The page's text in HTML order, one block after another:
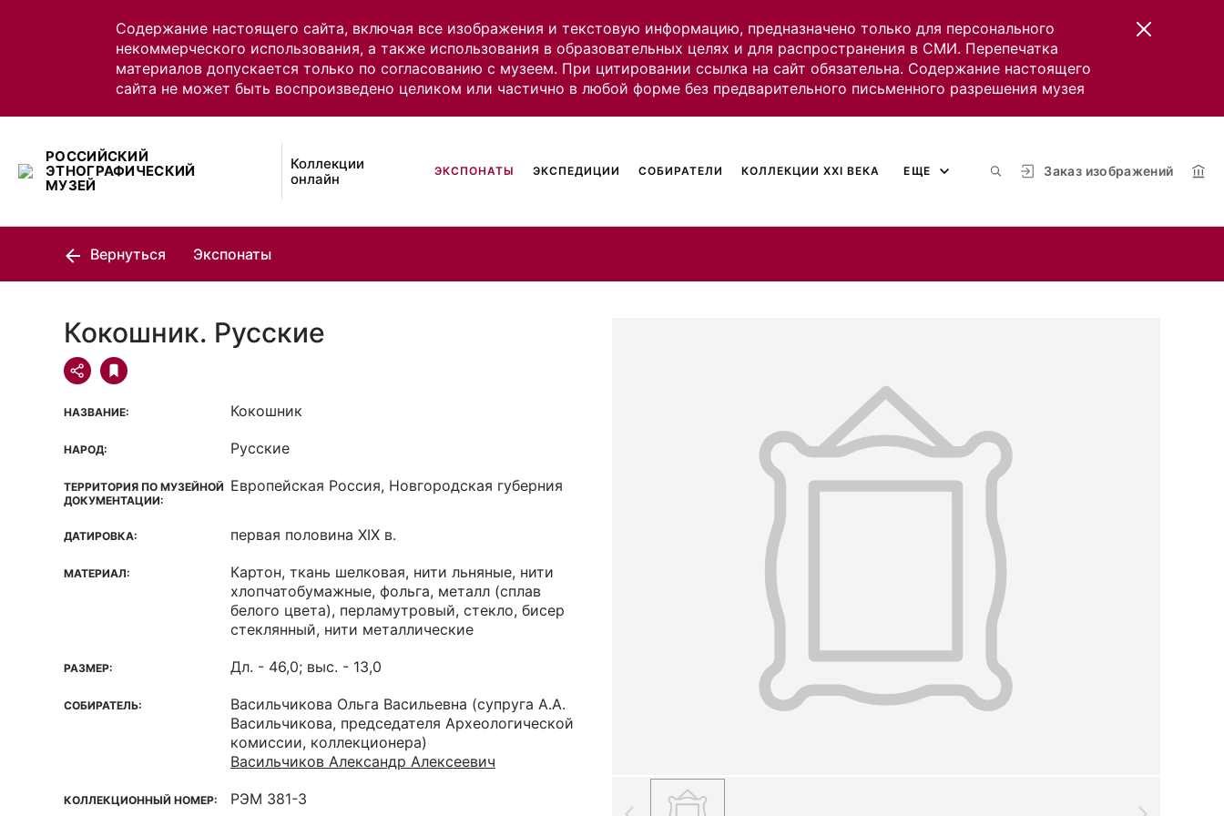
Содержание настоящего сайта, включая все изображения и текстовую информацию, предназначено только для персонального
некоммерческого использования, а также использования в образовательных целях и для распространения в СМИ. Перепечатка
материалов допускается только по согласованию с музеем. При цитировании ссылка на сайт обязательна. Содержание настоящего
сайта не может быть воспроизведено целиком или частично в любой форме без предварительного письменного разрешения музея
РОССИЙСКИЙ
ЭТНОГРАФИЧЕСКИЙ
МУЗЕЙ
Коллекции
онлайн
Заказ изображений
ЭКСПОНАТЫ ЭКСПЕДИЦИИ СОБИРАТЕЛИ КОЛЛЕКЦИИ XXI ВЕКА ЕЩЕ
Вернуться Экспонаты
Кокошник. Русские
НАЗВАНИЕ: Кокошник
НАРОД: Русские
ТЕРРИТОРИЯ ПО МУЗЕЙНОЙ
ДОКУМЕНТАЦИИ:
Европейская Россия, Новгородская губерния
ДАТИРОВКА: первая половина XIX в.
МАТЕРИАЛ:
Картон, ткань шелковая, нити льняные, нити
хлопчатобумажные, фольга, металл (сплав
белого цвета), перламутровый, стекло, бисер
стеклянный, нити металлические
РАЗМЕР: Дл. - 46,0; выс. - 13,0
СОБИРАТЕЛЬ: Васильчикова Ольга Васильевна (супруга А.А.
Васильчикова, председателя Археологической
комиссии, коллекционера)
Васильчиков Александр Алексеевич
КОЛЛЕКЦИОННЫЙ НОМЕР: РЭМ 381-3